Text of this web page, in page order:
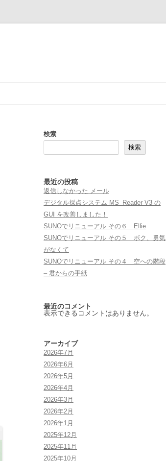
検索
検索
最近の投稿
返信しなかった メール
デジタル採点システム MS_Reader V3 の
GUI を改善しました！
SUNOでリニューアル その６ Ellie
SUNOでリニューアル その５ ボク、勇気
がなくて
SUNOでリニューアル その４ 空への階段
– 君からの手紙
最近のコメント
表示できるコメントはありません。
アーカイブ
2026年7月
2026年6月
2026年5月
2026年4月
2026年3月
2026年2月
2026年1月
2025年12月
2025年11月
2025年10月